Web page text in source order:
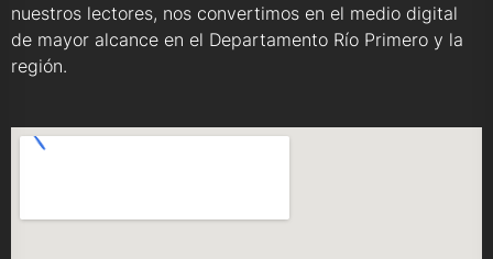
nuestros lectores, nos convertimos en el medio digital
de mayor alcance en el Departamento Río Primero y la
región.